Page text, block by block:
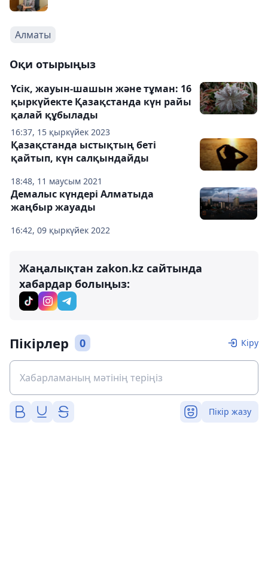
Алматы
Оқи отырыңыз
16:37, 15 қыркүйек 2023
Үсік, жауын-шашын және тұман: 16
қыркүйекте Қазақстанда күн райы
қалай құбылады
18:48, 11 маусым 2021
Қазақстанда ыстықтың беті
қайтып, күн салқындайды
16:42, 09 қыркүйек 2022
Демалыс күндері Алматыда
жаңбыр жауады
Жаңалықтан zakon.kz сайтында
хабардар болыңыз:
Пікірлер 0 Кіру
Пікір жазу